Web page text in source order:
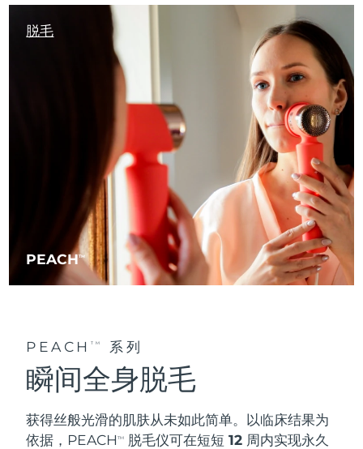
PEACHTM
脱毛
PEACH TM 系列
瞬间全身脱毛
获得丝般光滑的肌肤从未如此简单。以临床结果为
依据，PEACHTM 脱毛仪可在短短12 周内实现永久